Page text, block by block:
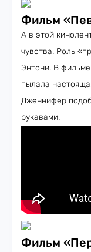
Фильм
А в этой
чувства. Роль
Энтони. В
пылала
Дженнифер
рукавами.
Фильм